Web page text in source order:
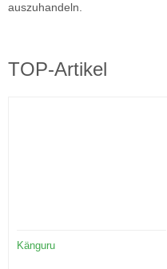
auszuhandeln.
TOP-Artikel
Känguru